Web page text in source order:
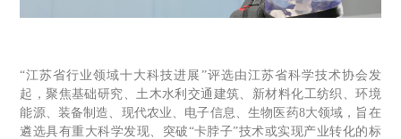
“江苏省行业领域十大科技进展”评选由江苏省科学技术协会发
起，聚焦基础研究、土木水利交通建筑、新材料化工纺织、环境
能源、装备制造、现代农业、电子信息、生物医药8大领域，旨在
遴选具有重大科学发现、突破“卡脖子”技术或实现产业转化的标